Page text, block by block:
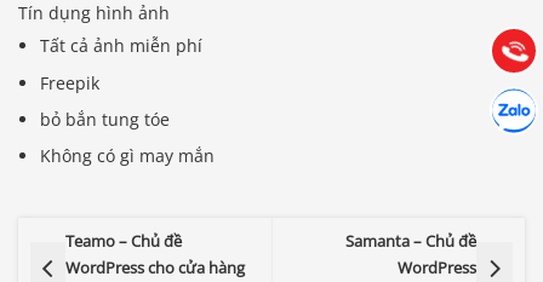
Tín dụng hình ảnh
Tất cả ảnh miễn phí
Freepik
bỏ bắn tung tóe
Không có gì may mắn
Teamo – Chủ đề
WordPress cho cửa hàng
Samanta – Chủ đề
WordPress
Gọi
(028) 22.166.144
Chát